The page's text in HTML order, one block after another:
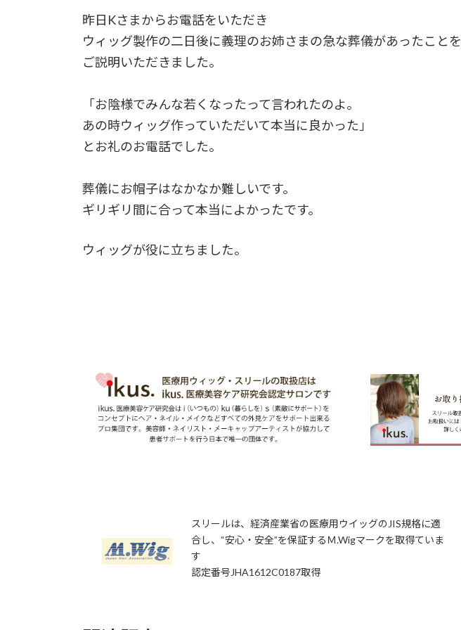
昨日Kさまからお電話をいただき
ウィッグ製作の二日後に義理のお姉さまの急な葬儀があったことを
ご説明いただきました。
「お陰様でみんな若くなったって言われたのよ。
あの時ウィッグ作っていただいて本当に良かった」
とお礼のお電話でした。
葬儀にお帽子はなかなか難しいです。
ギリギリ間に合って本当によかったです。
ウィッグが役に立ちました。
スリールは、経済産業省の医療用ウイッグのJIS規格に適
合し、“安心・安全”を保証するＭ.Wigマークを取得ていま
す
認定番号JHA1612C0187取得